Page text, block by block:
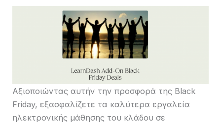
Αξιοποιώντας αυτήν την προσφορά της Black
Friday, εξασφαλίζετε τα καλύτερα εργαλεία
ηλεκτρονικής μάθησης του κλάδου σε